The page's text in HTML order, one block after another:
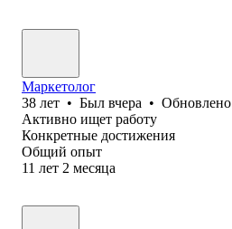
Маркетолог
38 лет • Был вчера • Обновлено
Активно ищет работу
Конкретные достижения
Общий опыт
11 лет 2 месяца